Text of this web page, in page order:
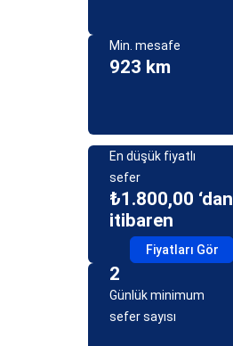
Min. mesafe
923 km
En düşük fiyatlı
sefer
₺1.800,00 ‘dan
itibaren
Fiyatları Gör
2
Günlük minimum
sefer sayısı